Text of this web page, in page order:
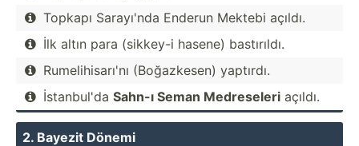
 Topkapı Sarayı'nda Enderun Mektebi açıldı.
 İlk altın para (sikkey-i hasene) bastır­ıldı.
 Rumeli­his­arı'nı (Boğaz­kesen) yaptırdı.
 İstanb­ul'da Sahn-ı Seman Medres­eleriaçıldı.
2. Bayezit Dönemi